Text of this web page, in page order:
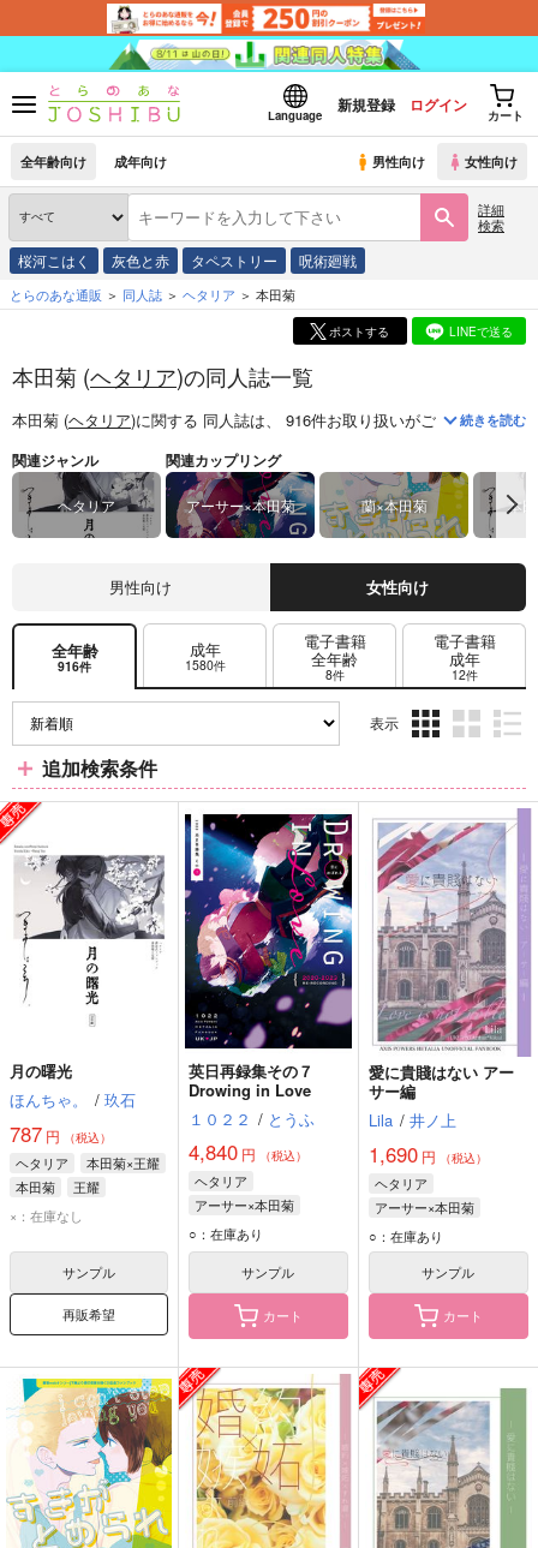
Language
新規登録 ログイン
カート
全年齢向け 成年向け 男性向け 女性向け
詳細
検索
桜河こはく 灰色と赤 タペストリー 呪術廻戦
とらのあな通販 同人誌 ヘタリア 本田菊
ポストする LINEで送る
本田菊 (ヘタリア)の同人誌一覧
本田菊 (ヘタリア)に関する 同人誌は、 916件お取り扱いがございます。「
続きを読む
関連ジャンル
ヘタリア
関連カップリング
アーサー×本田菊 蘭×本田菊 本
男性向け 女性向け
全年齢
916件
成年
1580件
電子書籍
全年齢
8件
電子書籍
成年
12件
表示
ム
表
示
ム
表
示
ム
表
示
追加検索条件
月の曙光
ほんちゃ。
/ 玖石
787 円 （税込）
ヘタリア
本田菊×王耀
本田菊
王耀
×：在庫なし
サンプル
再販希望
英日再録集その７
Drowing in Love
１０２２ / とうふ
4,840 円 （税込）
ヘタリア
アーサー×本田菊
アーサー・カークランド
本田菊
○：在庫あり
サンプル
カート
愛に貴賤はない アー
サー編
Lila / 井ノ上
1,690円 （税込）
ヘタリア
アーサー×本田菊
アーサー・カークランド
本田菊
○：在庫あり
サンプル
カート